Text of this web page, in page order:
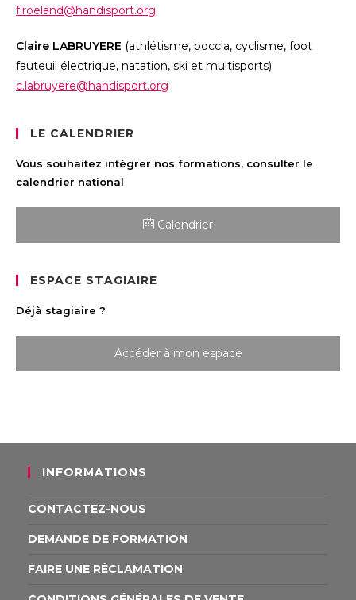
f.roeland@handisport.org
Claire LABRUYERE (athlétisme, boccia, cyclisme, foot
fauteuil électrique, natation, ski et multisports)
c.labruyere@handisport.org
LE CALENDRIER
Vous souhaitez intégrer nos formations, consulter le
calendrier national
Calendrier
ESPACE STAGIAIRE
Déjà stagiaire ?
Accéder à mon espace
INFORMATIONS
CONTACTEZ-NOUS
DEMANDE DE FORMATION
FAIRE UNE RÉCLAMATION